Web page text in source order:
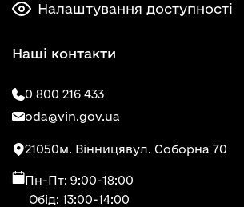
Налаштування доступності
Наші контакти
0 800 216 433
oda@vin.gov.ua
21050м. Вінницявул. Соборна 70
Пн-Пт: 9:00-18:00
Обід: 13:00-14:00